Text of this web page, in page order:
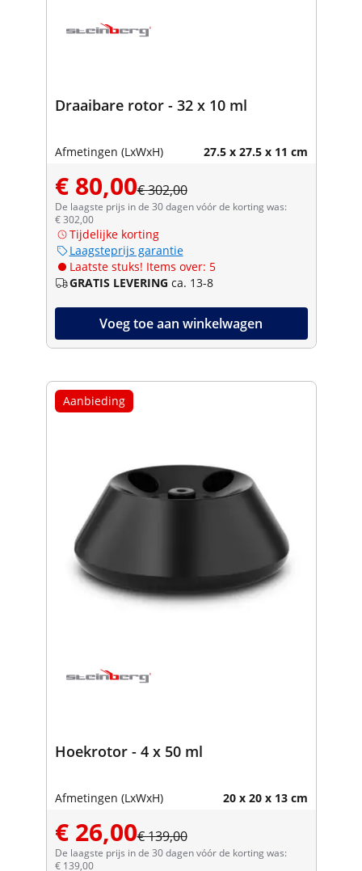
Draaibare rotor - 32 x 10 ml
Afmetingen (LxWxH) 27.5 x 27.5 x 11 cm
€ 80,00€ 302,00
De laagste prijs in de 30 dagen vóór de korting was:
€ 302,00
Tijdelijke korting
Laagsteprijs garantie
Laatste stuks! Items over: 5
GRATIS LEVERING ca. 13-8
Voeg toe aan winkelwagen
Aanbieding
Hoekrotor - 4 x 50 ml
Afmetingen (LxWxH) 20 x 20 x 13 cm
€ 26,00€ 139,00
De laagste prijs in de 30 dagen vóór de korting was:
€ 139,00